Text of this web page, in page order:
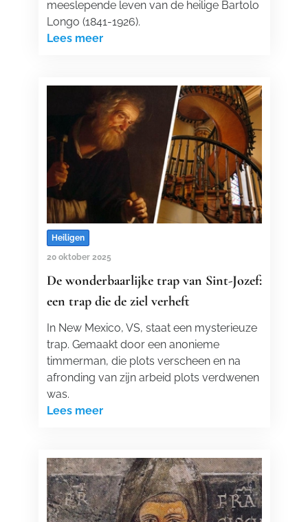
meeslepende leven van de heilige Bartolo
Longo (1841-1926).
Lees meer
Heiligen
20 oktober 2025
De wonderbaarlijke trap van Sint-Jozef:
een trap die de ziel verheft
In New Mexico, VS, staat een mysterieuze
trap. Gemaakt door een anonieme
timmerman, die plots verscheen en na
afronding van zijn arbeid plots verdwenen
was.
Lees meer